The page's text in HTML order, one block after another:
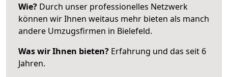
Wie? Durch unser professionelles Netzwerk
können wir Ihnen weitaus mehr bieten als manch
andere Umzugsfirmen in Bielefeld.
Was wir Ihnen bieten? Erfahrung und das seit 6
Jahren.